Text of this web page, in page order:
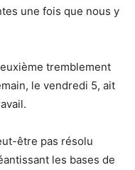
une fois que nous y
tremblement
le vendredi 5, ait
être pas résolu
les bases de